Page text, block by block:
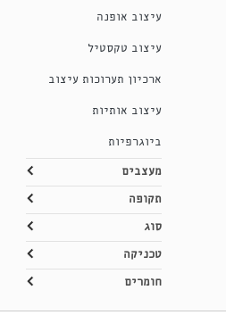
עיצוב אופנה
עיצוב טקסטיל
ארכיון תערוכות עיצוב
עיצוב אותיות
ביוגרפיות
מעצבים
תקופה
סוג
טכניקה
חומרים